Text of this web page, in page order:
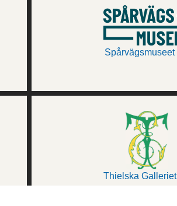
Spårvägsmuseet
Thielska Galleriet